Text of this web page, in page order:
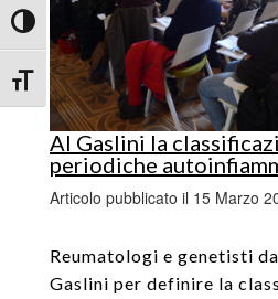
Attiva/disattiva alto contrasto
Attiva/disattiva dimensione testo
Al Gaslini la
periodiche
Articolo pubblicato il 15 Marzo
Reumatologi e genetisti
Gaslini per definire la